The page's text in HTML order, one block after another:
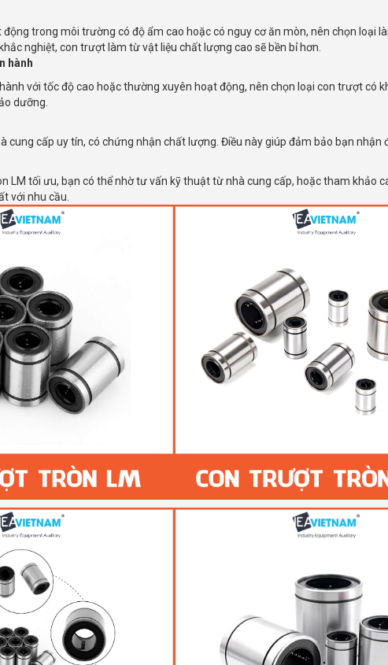
động trong môi trường có độ ẩm cao hoặc có nguy cơ ăn mòn, nên chọn loại
nghiệt, con trượt làm từ vật liệu chất lượng cao sẽ bền bỉ hơn.
hành
với tốc độ cao hoặc thường xuyên hoạt động, nên chọn loại con trượt có
dưỡng.
cung cấp uy tín, có chứng nhận chất lượng. Điều này giúp đảm bảo bạn
LM tối ưu, bạn có thể nhờ tư vấn kỹ thuật từ nhà cung cấp, hoặc tham khảo
với nhu cầu.